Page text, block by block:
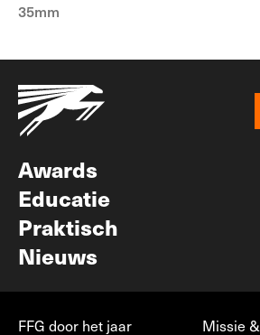
35mm
Awards
Educatie
Praktisch
Nieuws
FFG door het jaar Missie